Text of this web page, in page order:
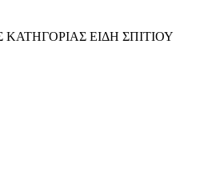
ΕΙΔΗ ΣΠΙΤΙΟΥ